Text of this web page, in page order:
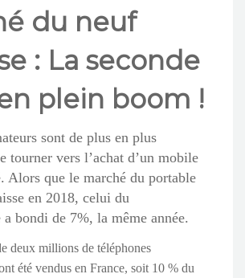
du neuf
: La seconde
plein boom !
sont de plus en plus
tourner vers l’achat d’un mobile
Alors que le marché du portable
en 2018, celui du
bondi de 7%, la même année.
deux millions de téléphones
été vendus en France, soit 10 % du